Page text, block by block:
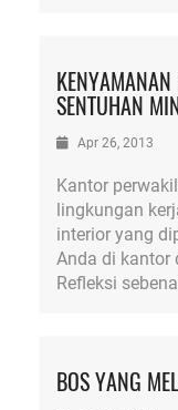
SENTUHAN
Apr 26, 2013
Kantor
lingkungan
interior yang
Anda di kantor
Refleksi
BOS YANG